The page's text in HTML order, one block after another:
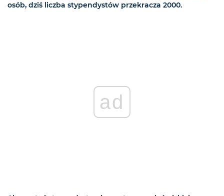
osób, dziś liczba stypendystów przekracza 2000.
ad